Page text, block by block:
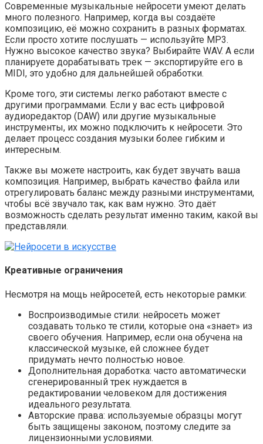
Современные музыкальные нейросети умеют делать
много полезного. Например, когда вы создаёте
композицию, её можно сохранить в разных форматах.
Если просто хотите послушать — используйте MP3.
Нужно высокое качество звука? Выбирайте WAV. А если
планируете дорабатывать трек — экспортируйте его в
MIDI, это удобно для дальнейшей обработки.
Кроме того, эти системы легко работают вместе с
другими программами. Если у вас есть цифровой
аудиоредактор (DAW) или другие музыкальные
инструменты, их можно подключить к нейросети. Это
делает процесс создания музыки более гибким и
интересным.
Также вы можете настроить, как будет звучать ваша
композиция. Например, выбрать качество файла или
отрегулировать баланс между разными инструментами,
чтобы всё звучало так, как вам нужно. Это даёт
возможность сделать результат именно таким, какой вы
представляли.
Креативные ограничения
Несмотря на мощь нейросетей, есть некоторые рамки:
Воспроизводимые стили: нейросеть может
создавать только те стили, которые она «знает» из
своего обучения. Например, если она обучена на
классической музыке, ей сложнее будет
придумать нечто полностью новое.
Дополнительная доработка: часто автоматически
сгенерированный трек нуждается в
редактировании человеком для достижения
идеального результата.
Авторские права: используемые образцы могут
быть защищены законом, поэтому следите за
лицензионными условиями.